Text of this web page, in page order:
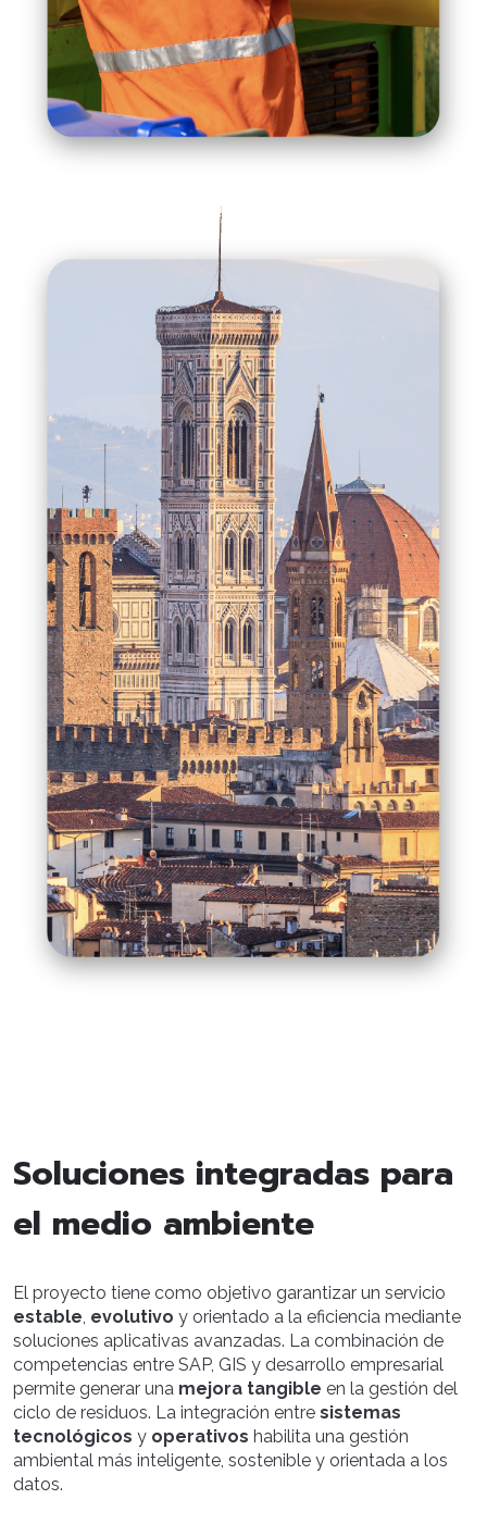
Soluciones integradas para
el medio ambiente
El proyecto tiene como objetivo garantizar un servicio
estable, evolutivo y orientado a la eficiencia mediante
soluciones aplicativas avanzadas. La combinación de
competencias entre SAP, GIS y desarrollo empresarial
permite generar una mejora tangible en la gestión del
ciclo de residuos. La integración entre sistemas
tecnológicos y operativos habilita una gestión
ambiental más inteligente, sostenible y orientada a los
datos.